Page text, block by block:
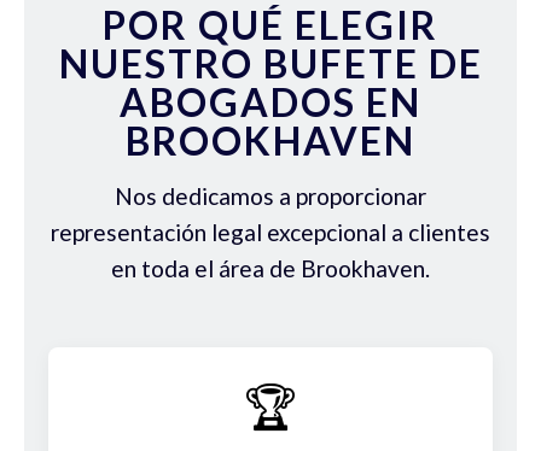
POR QUÉ ELEGIR
NUESTRO BUFETE DE
ABOGADOS EN
BROOKHAVEN
Nos dedicamos a proporcionar
representación legal excepcional a clientes
en toda el área de Brookhaven.
🏆